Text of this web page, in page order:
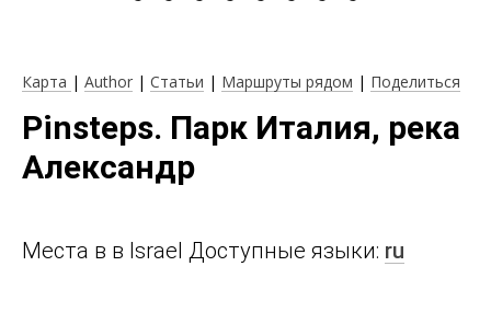
Карта | Author | Статьи | Маршруты рядом | Поделиться
Pinsteps. Парк Италия, река
Александр
Места в в Israel Доступные языки: ru